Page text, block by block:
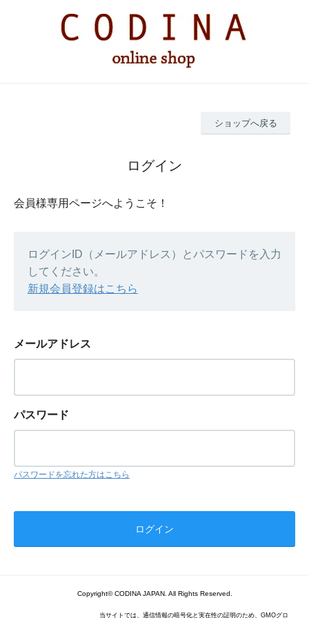
ショップへ戻る
ログイン
会員様専用ページへようこそ！
ログインID（メールアドレス）とパスワードを入力
してください。
新規会員登録はこちら
メールアドレス
パスワード
パスワードを忘れた方はこちら
Copyright© CODINA JAPAN. All Rights Reserved.
当サイトでは、通信情報の暗号化と実在性の証明のため、GMOグロ